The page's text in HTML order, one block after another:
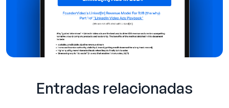
Entradas relacionadas